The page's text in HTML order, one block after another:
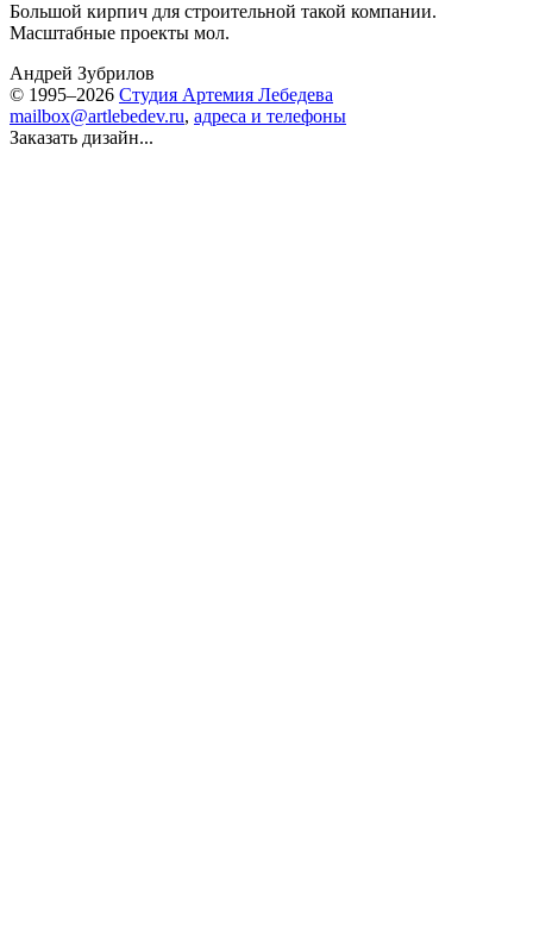
Большой кирпич для строительной такой компании.
Масштабные проекты мол.
Андрей Зубрилов
© 1995–2026 Студия Артемия Лебедева
mailbox@artlebedev.ru, адреса и телефоны
Заказать дизайн...